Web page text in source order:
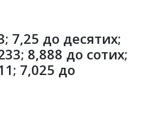
7,25 до десятих;
8,888 до сотих;
7,025 до